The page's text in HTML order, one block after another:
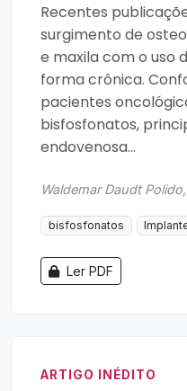
Recentes
surgimento de
e maxila com o uso
forma crônica.
pacientes
bisfosfonatos,
endovenosa...
Waldemar Daudt
bisfosfonatos
Ler PDF
ARTIGO INÉDITO